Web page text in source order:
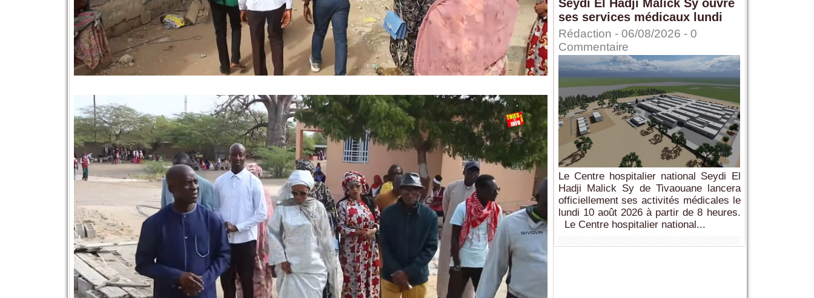
Seydi El Hadji Malick Sy ouvre
ses services médicaux lundi
Rédaction - 06/08/2026 - 0
Commentaire
Le Centre hospitalier national Seydi El
Hadji Malick Sy de Tivaouane lancera
officiellement ses activités médicales le
lundi 10 août 2026 à partir de 8 heures.
Le Centre hospitalier national...